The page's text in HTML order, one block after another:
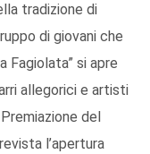
tradizione di
di giovani che
Fagiolata” si apre
allegorici e artisti
del
l’apertura